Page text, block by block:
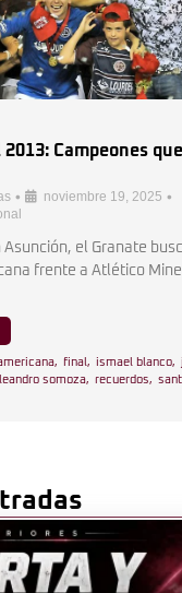
2013: Campeones
• noviembre 19, 2025 •
Asunción, el Granate
frente a Atlético
, final , ismael blanco,
leandro somoza, recuerdos,